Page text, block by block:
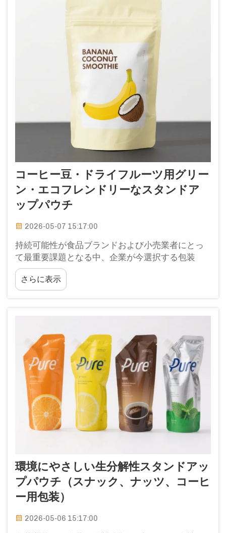
コーヒー豆・ドライフルーツ用グリー
ン・エコフレンドリーなスタンドア
ップパウチ
2026-05-07 15:17:00
持続可能性が食品ブランドおよび小売業者にとっ
て最重要課題となる中、企業が今選択する包装
は、長期的に極めて大きな意味を持ちます。エコ
フレンドリーなスタンドアップパウチは、環境配
慮と…を融合させた先進的なソリューションを表し
さらに表示
環境にやさしい生分解性スタンドアッ
プパウチ（スナック、ナッツ、コーヒ
ー用包装）
2026-05-06 15:17:00